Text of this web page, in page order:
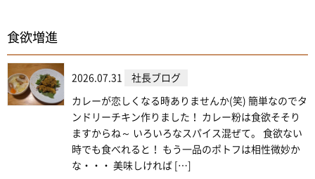
食欲増進
2026.07.31 社長ブログ
カレーが恋しくなる時ありませんか(笑) 簡単なのでタ
ンドリーチキン作りました！ カレー粉は食欲そそり
ますからね～ いろいろなスパイス混ぜて。 食欲ない
時でも食べれると！ もう一品のポトフは相性微妙か
な・・・ 美味しければ […]